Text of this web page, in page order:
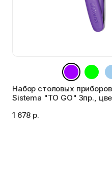
Набор столовых
Sistema "TO GO" 3пр.,
1 678 р.